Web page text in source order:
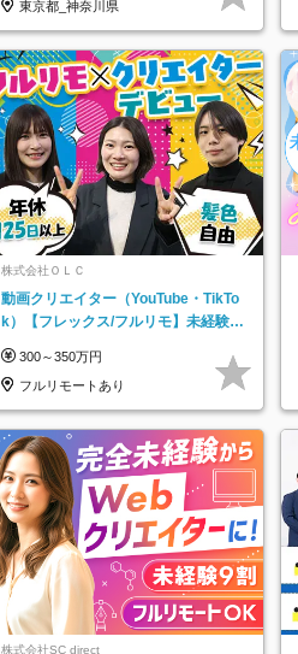
東京都_神奈川県
株式会社ＯＬＣ
動画クリエイター（YouTube・TikTo
k）【フレックス/フルリモ】未経験O
300～350万円
フルリモートあり
株式会社SC direct